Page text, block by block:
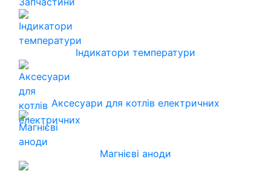
Індикатори температури
Аксесуари для котлів електричних
Магнієві аноди